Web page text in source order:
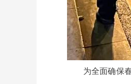
为全面确保